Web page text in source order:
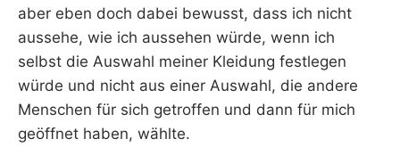
aber eben doch dabei bewusst, dass ich nicht
aussehe, wie ich aussehen würde, wenn ich
selbst die Auswahl meiner Kleidung festlegen
würde und nicht aus einer Auswahl, die andere
Menschen für sich getroffen und dann für mich
geöffnet haben, wählte.